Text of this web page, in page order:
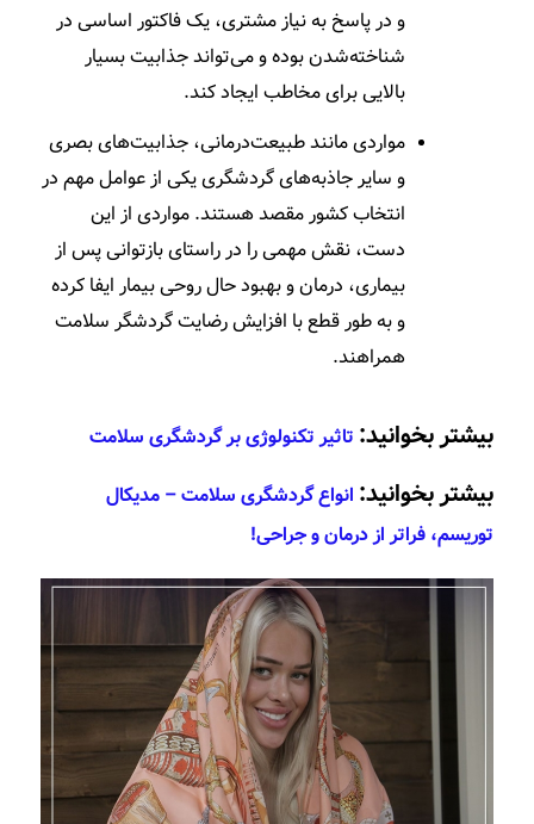
و در پاسخ به نیاز مشتری، یک فاکتور اساسی در
شناخته­‌شدن بوده و می‌­تواند جذابیت بسیار
بالایی برای مخاطب ایجاد کند.
مواردی مانند طبیعت­‌درمانی، جذابیت‌­های بصری
و سایر جاذبه­‌های گردشگری یکی از عوامل مهم در
انتخاب کشور مقصد هستند. مواردی از این
دست، نقش مهمی را در راستای بازتوانی پس از
بیماری، درمان و بهبود حال روحی بیمار ایفا کرده
و به طور قطع با افزایش رضایت گردشگر سلامت
همراهند.
بیشتر بخوانید: تاثیر تکنولوژی بر گردشگری سلامت
بیشتر بخوانید: انواع گردشگری سلامت – مدیکال
توریسم، فراتر از درمان و جراحی!